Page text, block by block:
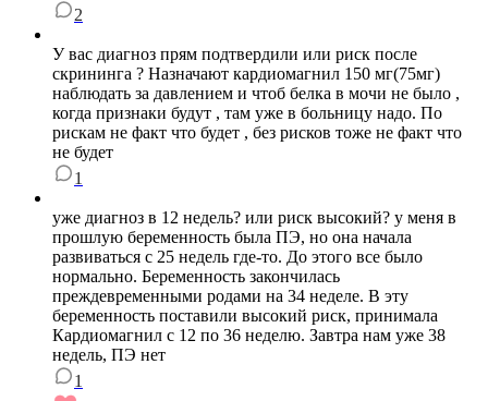
2
У вас диагноз прям подтвердили или риск после
скрининга ? Назначают кардиомагнил 150 мг(75мг)
наблюдать за давлением и чтоб белка в мочи не было ,
когда признаки будут , там уже в больницу надо. По
рискам не факт что будет , без рисков тоже не факт что
не будет
1
уже диагноз в 12 недель? или риск высокий? у меня в
прошлую беременность была ПЭ, но она начала
развиваться с 25 недель где-то. До этого все было
нормально. Беременность закончилась
преждевременными родами на 34 неделе. В эту
беременность поставили высокий риск, принимала
Кардиомагнил с 12 по 36 неделю. Завтра нам уже 38
недель, ПЭ нет
1